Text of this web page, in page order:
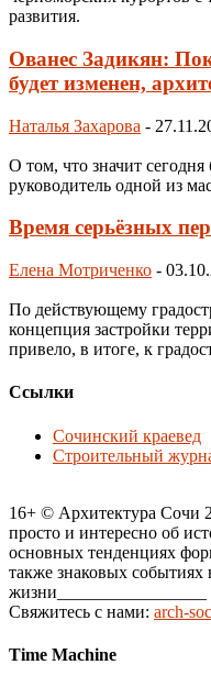
развития.
Ованес Задикян:
будет изменен,
Наталья Захарова -
О том, что значит сегодня
руководитель одной из
Время серьёзных
Елена Мотриченко -
По действующему
концепция застройки
привело, в итоге, к
Ссылки
Сочинский краевед
Строительный
16+ © Архитектура Сочи
просто и интересно об
основных тенденциях
также знаковых событиях
жизни_________________
Свяжитесь с нами: arch-
Time Machine